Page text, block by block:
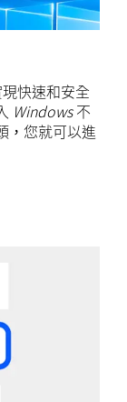
快速和安全
Windows不
，您就可以進